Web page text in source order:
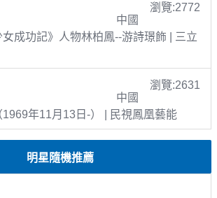
瀏覽:2772
中國
成功記》人物林柏鳳--游詩璟飾 | 三立
瀏覽:2631
中國
1969年11月13日-） | 民視鳳凰藝能
明星隨機推薦